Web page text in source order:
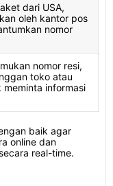
dari USA,
oleh kantor pos
nomor
nomor resi,
toko atau
meminta informasi
baik agar
online dan
real-time.